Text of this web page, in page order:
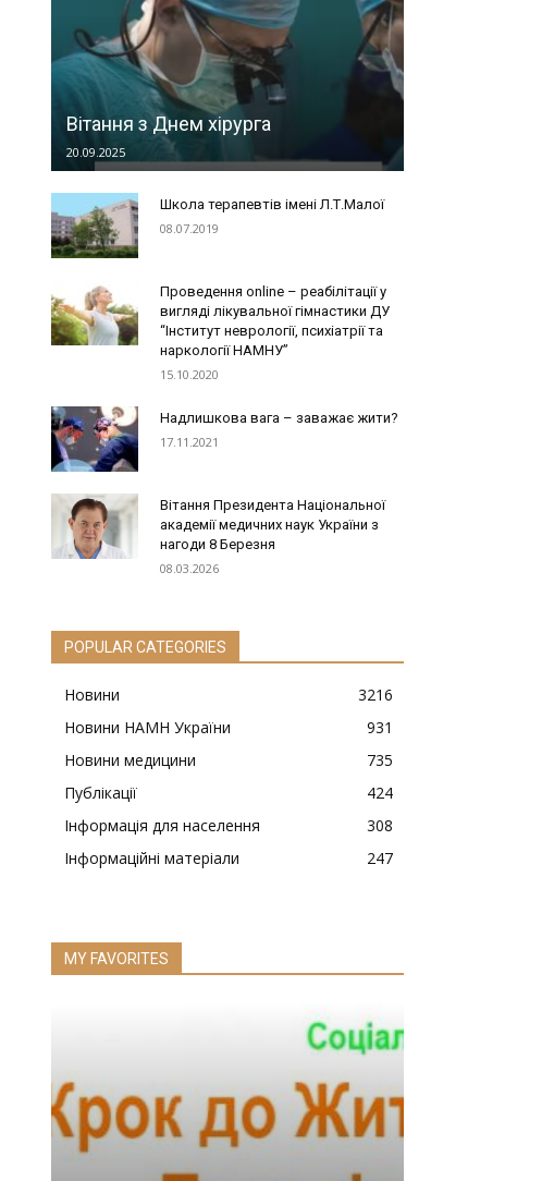
Вітання з Днем хірурга
20.09.2025
Школа терапевтів імені Л.Т.Малої
08.07.2019
Проведення online – реабілітації у
вигляді лікувальної гімнастики ДУ
“Інститут неврології, психіатрії та
наркології НАМНУ”
15.10.2020
Надлишкова вага – заважає жити?
17.11.2021
Вітання Президента Національної
академії медичних наук України з
нагоди 8 Березня
08.03.2026
POPULAR CATEGORIES
Новини
3216
Новини НАМН України
931
Новини медицини
735
Публікації
424
Інформація для населення
308
Інформаційні матеріали
247
MY FAVORITES